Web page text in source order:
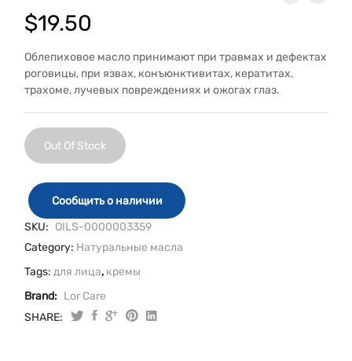
$19.50
Облепиховое масло принимают при травмах и дефектах
роговицы, при язвах, конъюнктивитах, кератитах,
трахоме, лучевых повреждениях и ожогах глаз.
Out Of Stock
Сообщить о наличии
SKU: OILS-0000003359
Category: Натуральные масла
Tags: для лица, кремы
Brand: Lor Care
SHARE: